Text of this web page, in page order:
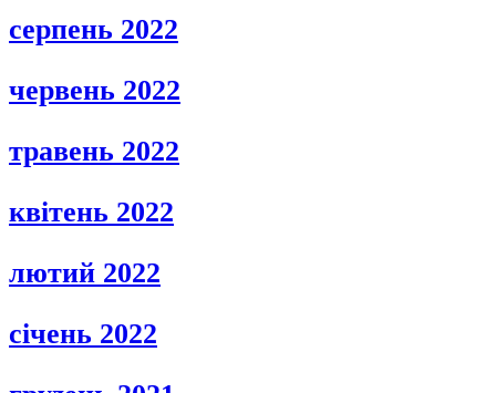
серпень 2022
червень 2022
травень 2022
квітень 2022
лютий 2022
січень 2022